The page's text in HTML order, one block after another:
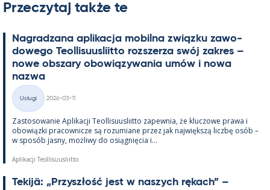
Przeczytaj także te
Na­gradzana apli­kacja mo­bilna związku zawo­
dowego Teol­li­suus­liitto rozszerza swój za­kres –
nowe obszary obowiązywa­nia umów i nowa
nazwa
Kategorie
Usługi
2026-03-11
Zas­to­sowa­nie Apli­kacji Teol­li­suus­liitto za­pew­nia, że kluczowe prawa i
obowiązki pracow­nicze są rozu­miane przez jak największą liczbę osób –
w sposób jasny, moż­liwy do osiąg­nięcia i...
Aplikacji Teollisuusliitto
Te­kijä: „Przyszłość jest w naszych rę­kach” –